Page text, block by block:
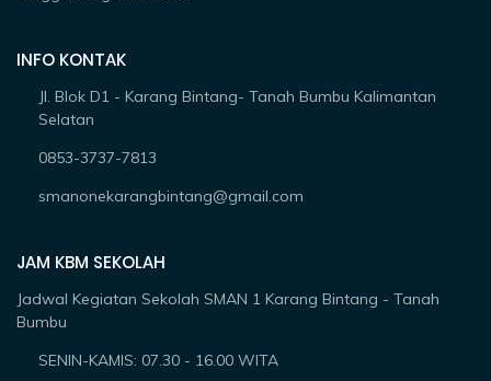
INFO KONTAK
Jl. Blok D1 - Karang Bintang- Tanah Bumbu Kalimantan
Selatan
0853-3737-7813
smanonekarangbintang@gmail.com
JAM KBM SEKOLAH
Jadwal Kegiatan Sekolah SMAN 1 Karang Bintang - Tanah
Bumbu
SENIN-KAMIS: 07.30 - 16.00 WITA